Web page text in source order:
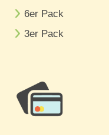
6er Pack
3er Pack